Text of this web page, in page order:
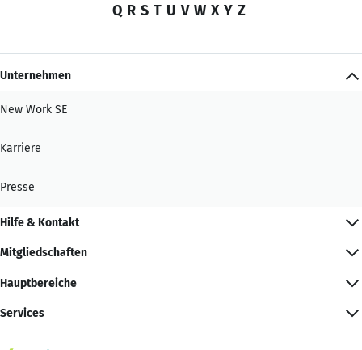
Q R S T U V W X Y Z
Unternehmen
New Work SE
Karriere
Presse
Hilfe & Kontakt
Mitgliedschaften
Hauptbereiche
Services